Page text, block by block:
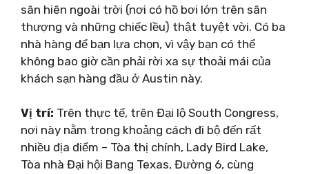
sân hiên ngoài trời (nơi có hồ bơi lớn trên sân
thượng và những chiếc lều) thật tuyệt vời. Có ba
nhà hàng để bạn lựa chọn, vì vậy bạn có thể
không bao giờ cần phải rời xa sự thoải mái của
khách sạn hàng đầu ở Austin này.
Vị trí: Trên thực tế, trên Đại lộ South Congress,
nơi này nằm trong khoảng cách đi bộ đến rất
nhiều địa điểm – Tòa thị chính, Lady Bird Lake,
Tòa nhà Đại hội Bang Texas, Đường 6, cùng